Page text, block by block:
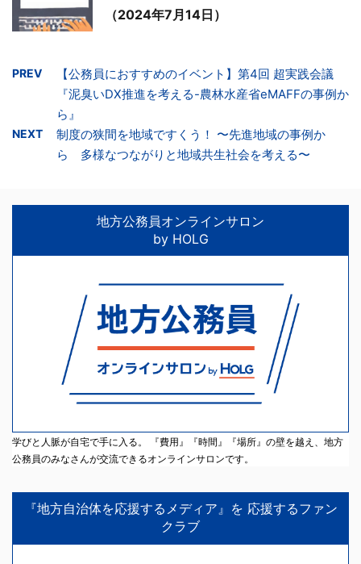
（2024年7月14日）
PREV
【公務員におすすめのイベント】第4回 超実践会議
『泥臭いDX推進を考える-農林水産省eMAFFの事例か
ら』
NEXT
制度の狭間を地域ですくう！ 〜先進地域の事例か
ら 多様なつながりと地域共生社会を考える〜
地方公務員オンラインサロン
by HOLG
学びと人脈が自宅で手に入る。 『費用』『時間』『場所』の壁を越え、地方
公務員のみなさんが交流できるオンラインサロンです。
『地方自治体を応援するメディア』を 応援するファン
クラブ